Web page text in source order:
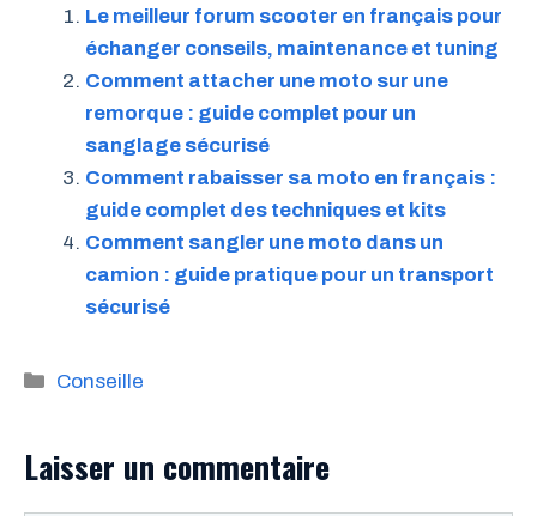
Le meilleur forum scooter en français pour
échanger conseils, maintenance et tuning
Comment attacher une moto sur une
remorque : guide complet pour un
sanglage sécurisé
Comment rabaisser sa moto en français :
guide complet des techniques et kits
Comment sangler une moto dans un
camion : guide pratique pour un transport
sécurisé
Catégories
Conseille
Laisser un commentaire